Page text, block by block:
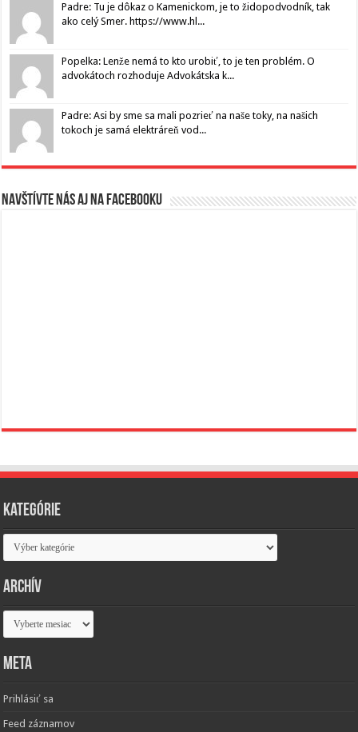
Padre: Tu je dôkaz o Kamenickom, je to židopodvodník, tak
ako celý Smer. https://www.hl...
Popelka: Lenže nemá to kto urobiť, to je ten problém. O
advokátoch rozhoduje Advokátska k...
Padre: Asi by sme sa mali pozrieť na naše toky, na našich
tokoch je samá elektráreň vod...
Navštívte nás aj na Facebooku
Kategórie
Kategórie
Archív
Archív
Meta
Prihlásiť sa
Feed záznamov